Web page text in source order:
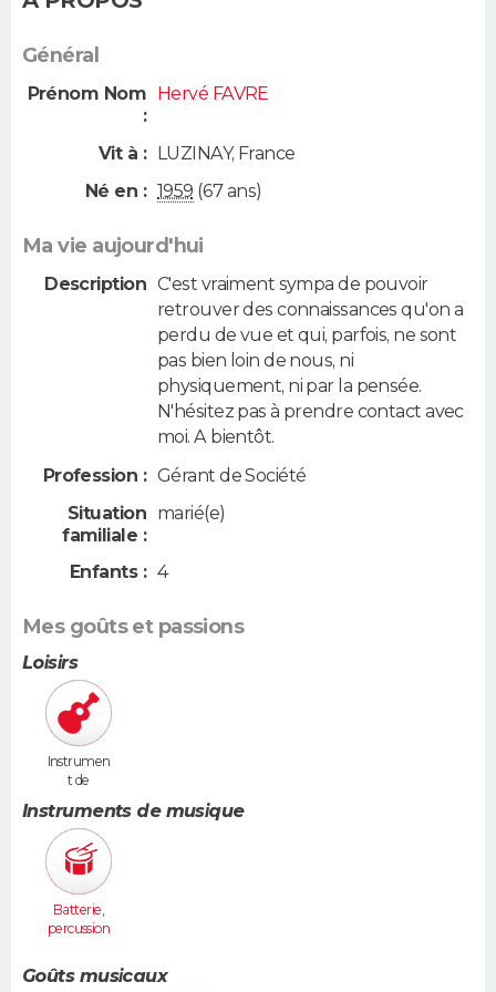
Général
Prénom Nom
:
Hervé FAVRE
Vit à : LUZINAY, France
Né en : 1959 (67 ans)
Ma vie aujourd'hui
Description C'est vraiment sympa de pouvoir
retrouver des connaissances qu'on a
perdu de vue et qui, parfois, ne sont
pas bien loin de nous, ni
physiquement, ni par la pensée.
N'hésitez pas à prendre contact avec
moi. A bientôt.
Profession : Gérant de Société
Situation
familiale :
marié(e)
Enfants : 4
Mes goûts et passions
Loisirs
Instrumen
t de
Instruments de musique
Batterie,
percussion
Goûts musicaux